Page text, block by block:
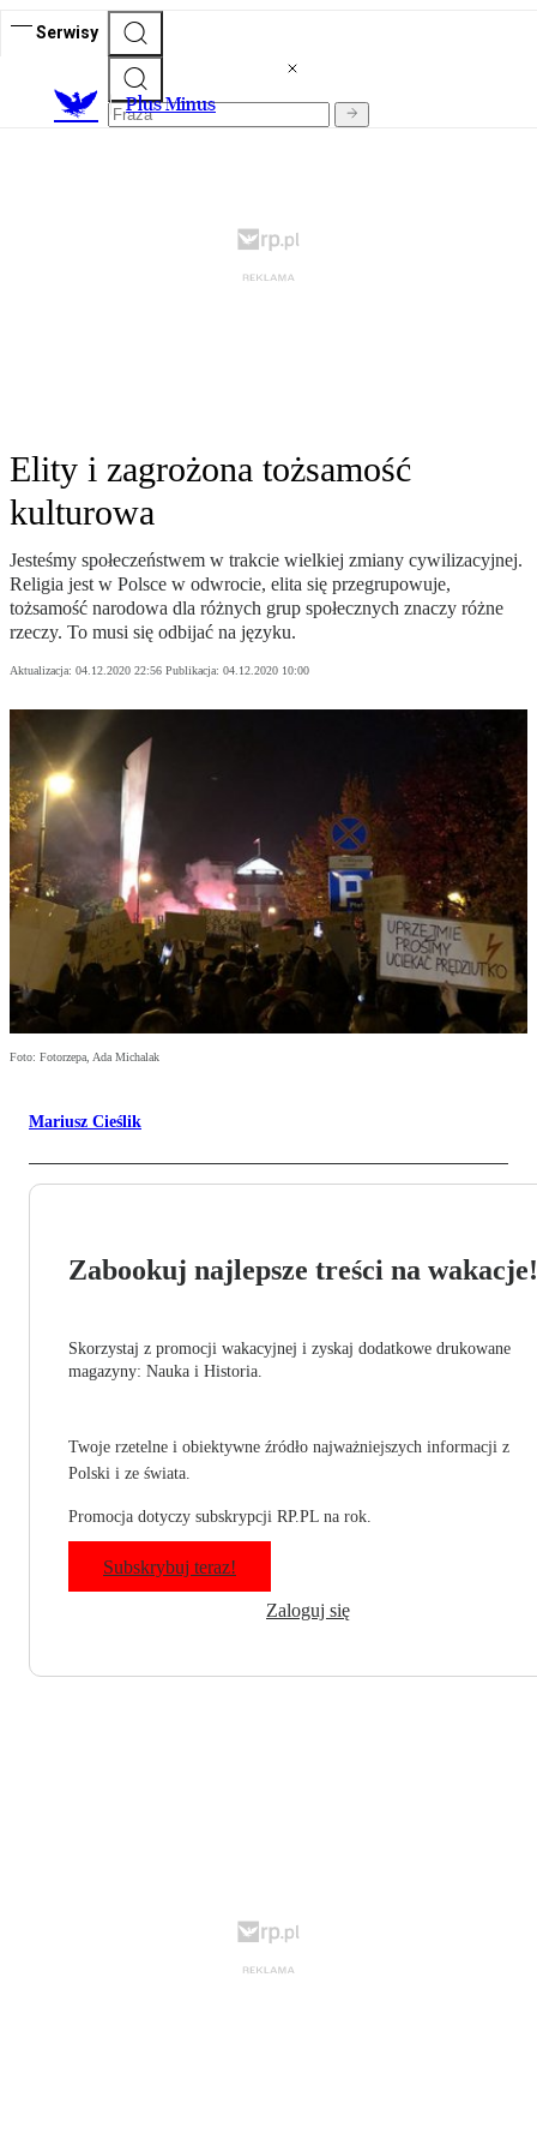
Serwisy
Plus Minus
Elity i zagrożona tożsamość
kulturowa
Jesteśmy społeczeństwem w trakcie wielkiej zmiany cywilizacyjnej.
Religia jest w Polsce w odwrocie, elita się przegrupowuje,
tożsamość narodowa dla różnych grup społecznych znaczy różne
rzeczy. To musi się odbijać na języku.
Aktualizacja: 04.12.2020 22:56 Publikacja: 04.12.2020 10:00
Foto: Fotorzepa, Ada Michalak
Mariusz Cieślik
Zabookuj najlepsze treści na wakacje!
Skorzystaj z promocji wakacyjnej i zyskaj dodatkowe drukowane
magazyny: Nauka i Historia.
Twoje rzetelne i obiektywne źródło najważniejszych informacji z
Polski i ze świata.
Promocja dotyczy subskrypcji RP.PL na rok.
Subskrybuj teraz!
Zaloguj się